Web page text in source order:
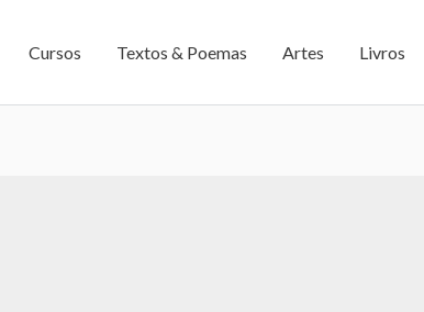
Cursos Textos & Poemas Artes Livros